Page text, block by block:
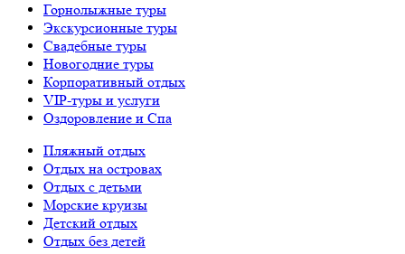
Горнолыжные туры
Экскурсионные туры
Свадебные туры
Новогодние туры
Корпоративный отдых
VIP-туры и услуги
Оздоровление и Спа
Пляжный отдых
Отдых на островах
Отдых с детьми
Морские круизы
Детский отдых
Отдых без детей